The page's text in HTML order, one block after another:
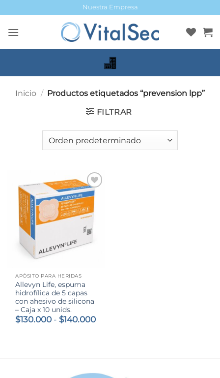
al
contenido
Nuestra Empresa
Inicio / Productos etiquetados “prevension lpp”
FILTRAR
APÓSITO PARA HERIDAS
Allevyn Life, espuma
hidrofílica de 5 capas
con ahesivo de silicona
– Caja x 10 unids.
$130.000 - $140.000Rango
hasta